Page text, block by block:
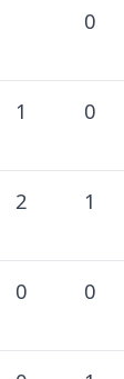
0
1 0
2 1
0 0